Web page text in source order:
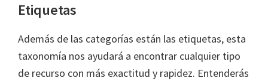
Etiquetas
Además de las categorías están las etiquetas, esta
taxonomía nos ayudará a encontrar cualquier tipo
de recurso con más exactitud y rapidez. Entenderás